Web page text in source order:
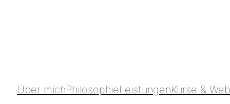
Über michPhilosophieLeistungenKurse &